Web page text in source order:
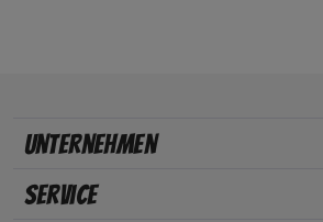
Unternehmen
Service